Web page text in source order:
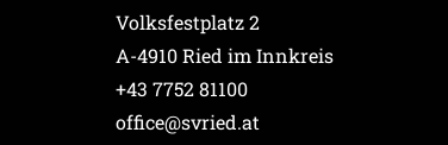
Volksfestplatz 2
A-4910 Ried im Innkreis
+43 7752 81100
office@svried.at